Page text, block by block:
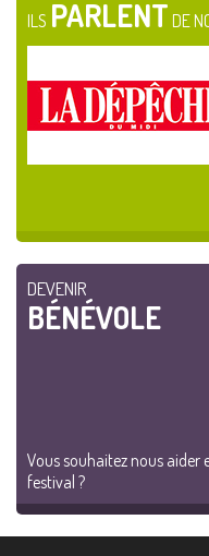
ILS PARLENT DE
DEVENIR
BÉNÉVOLE
Vous souhaitez nous
festival ?